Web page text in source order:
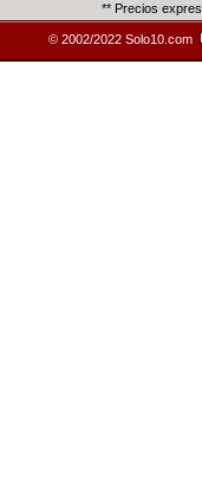
** Precios
© 2002/2022 Solo10.com